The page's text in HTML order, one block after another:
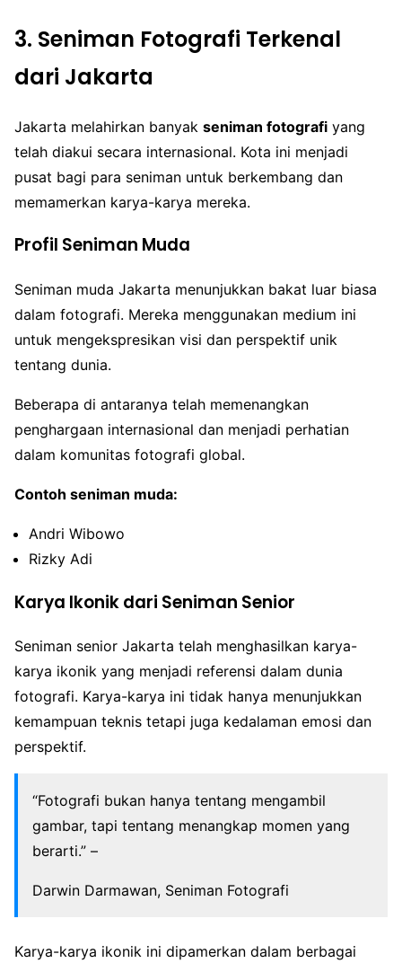
3. Seniman Fotografi Terkenal
dari Jakarta
Jakarta melahirkan banyak seniman fotografi yang
telah diakui secara internasional. Kota ini menjadi
pusat bagi para seniman untuk berkembang dan
memamerkan karya-karya mereka.
Profil Seniman Muda
Seniman muda Jakarta menunjukkan bakat luar biasa
dalam fotografi. Mereka menggunakan medium ini
untuk mengekspresikan visi dan perspektif unik
tentang dunia.
Beberapa di antaranya telah memenangkan
penghargaan internasional dan menjadi perhatian
dalam komunitas fotografi global.
Contoh seniman muda:
Andri Wibowo
Rizky Adi
Karya Ikonik dari Seniman Senior
Seniman senior Jakarta telah menghasilkan karya-
karya ikonik yang menjadi referensi dalam dunia
fotografi. Karya-karya ini tidak hanya menunjukkan
kemampuan teknis tetapi juga kedalaman emosi dan
perspektif.
“Fotografi bukan hanya tentang mengambil
gambar, tapi tentang menangkap momen yang
berarti.” –
Darwin Darmawan, Seniman Fotografi
Karya-karya ikonik ini dipamerkan dalam berbagai